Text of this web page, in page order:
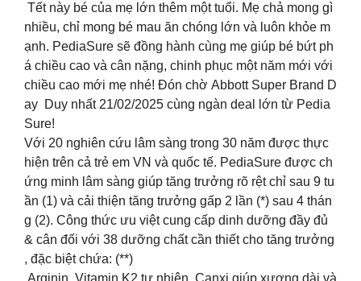
Tết này bé của mẹ lớn thêm một tuổi. Mẹ chả mong gì
nhiều, chỉ mong bé mau ăn chóng lớn và luôn khỏe m
ạnh. PediaSure sẽ đồng hành cùng mẹ giúp bé bứt ph
á chiều cao và cân nặng, chinh phục một năm mới với
chiều cao mới mẹ nhé! Đón chờ Abbott Super Brand D
ay Duy nhất 21/02/2025 cùng ngàn deal lớn từ Pedia
Sure!
Với 20 nghiên cứu lâm sàng trong 30 năm được thực
hiện trên cả trẻ em VN và quốc tế. PediaSure được ch
ứng minh lâm sàng giúp tăng trưởng rõ rệt chỉ sau 9 tu
ần (1) và cải thiện tăng trưởng gấp 2 lần (*) sau 4 thán
g (2). Công thức ưu việt cung cấp dinh dưỡng đầy đủ
& cân đối với 38 dưỡng chất cần thiết cho tăng trưởng
, đặc biệt chứa: (**)
️ Arginin, Vitamin K2 tự nhiên, Canxi giúp xương dài và